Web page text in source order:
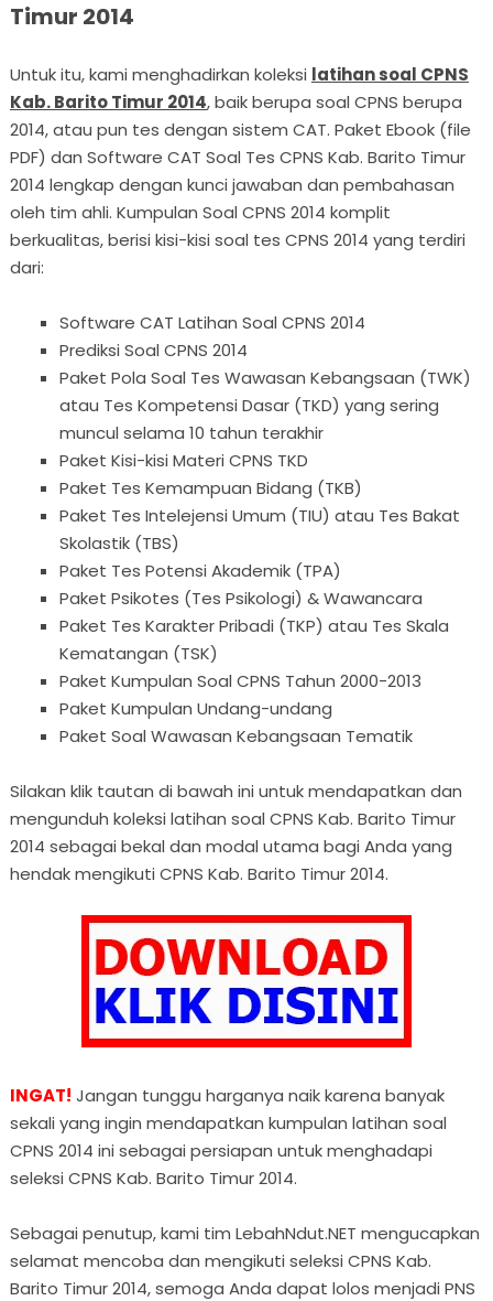
Timur 2014
Untuk itu, kami menghadirkan koleksi latihan soal CPNS
Kab. Barito Timur 2014, baik berupa soal CPNS berupa
2014, atau pun tes dengan sistem CAT. Paket Ebook (file
PDF) dan Software CAT Soal Tes CPNS Kab. Barito Timur
2014 lengkap dengan kunci jawaban dan pembahasan
oleh tim ahli. Kumpulan Soal CPNS 2014 komplit
berkualitas, berisi kisi-kisi soal tes CPNS 2014 yang terdiri
dari:
Software CAT Latihan Soal CPNS 2014
Prediksi Soal CPNS 2014
Paket Pola Soal Tes Wawasan Kebangsaan (TWK)
atau Tes Kompetensi Dasar (TKD) yang sering
muncul selama 10 tahun terakhir
Paket Kisi-kisi Materi CPNS TKD
Paket Tes Kemampuan Bidang (TKB)
Paket Tes Intelejensi Umum (TIU) atau Tes Bakat
Skolastik (TBS)
Paket Tes Potensi Akademik (TPA)
Paket Psikotes (Tes Psikologi) & Wawancara
Paket Tes Karakter Pribadi (TKP) atau Tes Skala
Kematangan (TSK)
Paket Kumpulan Soal CPNS Tahun 2000-2013
Paket Kumpulan Undang-undang
Paket Soal Wawasan Kebangsaan Tematik
Silakan klik tautan di bawah ini untuk mendapatkan dan
mengunduh koleksi latihan soal CPNS Kab. Barito Timur
2014 sebagai bekal dan modal utama bagi Anda yang
hendak mengikuti CPNS Kab. Barito Timur 2014.
INGAT! Jangan tunggu harganya naik karena banyak
sekali yang ingin mendapatkan kumpulan latihan soal
CPNS 2014 ini sebagai persiapan untuk menghadapi
seleksi CPNS Kab. Barito Timur 2014.
Sebagai penutup, kami tim LebahNdut.NET mengucapkan
selamat mencoba dan mengikuti seleksi CPNS Kab.
Barito Timur 2014, semoga Anda dapat lolos menjadi PNS